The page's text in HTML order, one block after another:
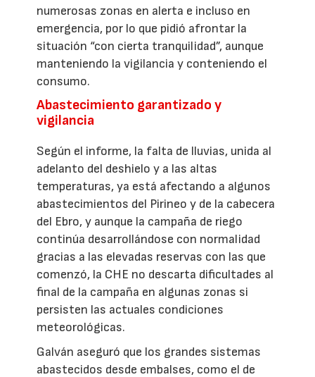
numerosas zonas en alerta e incluso en
emergencia, por lo que pidió afrontar la
situación “con cierta tranquilidad”, aunque
manteniendo la vigilancia y conteniendo el
consumo.
Abastecimiento garantizado y
vigilancia
Según el informe, la falta de lluvias, unida al
adelanto del deshielo y a las altas
temperaturas, ya está afectando a algunos
abastecimientos del Pirineo y de la cabecera
del Ebro, y aunque la campaña de riego
continúa desarrollándose con normalidad
gracias a las elevadas reservas con las que
comenzó, la CHE no descarta dificultades al
final de la campaña en algunas zonas si
persisten las actuales condiciones
meteorológicas.
Galván aseguró que los grandes sistemas
abastecidos desde embalses, como el de